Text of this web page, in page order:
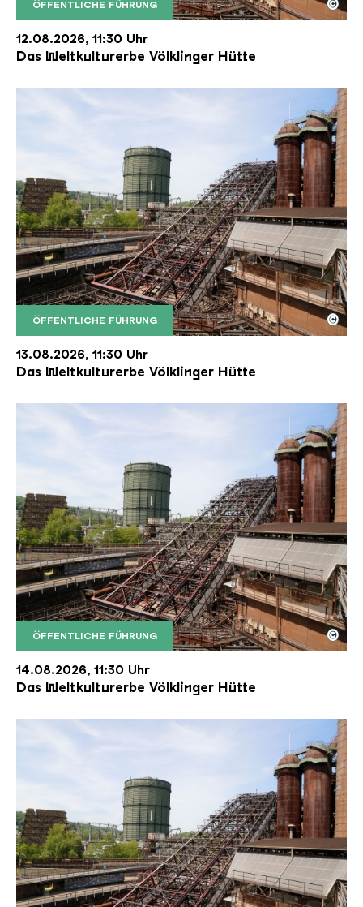
ÖFFENTLICHE FÜHRUNG
Der Erzschrägaufzug der Völklinger Hütte mit
Copyright: Weltkulturerbe Völklinger Hütte | Karl
©
12.08.2026, 11:30 Uhr
Das Weltkulturerbe Völklinger Hütte
ÖFFENTLICHE FÜHRUNG
Der Erzschrägaufzug der Völklinger Hütte mit
Copyright: Weltkulturerbe Völklinger Hütte | Karl
©
13.08.2026, 11:30 Uhr
Das Weltkulturerbe Völklinger Hütte
ÖFFENTLICHE FÜHRUNG
Der Erzschrägaufzug der Völklinger Hütte mit
Copyright: Weltkulturerbe Völklinger Hütte | Karl
©
14.08.2026, 11:30 Uhr
Das Weltkulturerbe Völklinger Hütte